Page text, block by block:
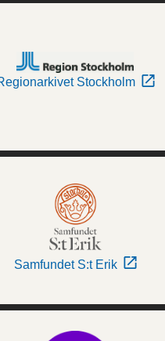
Stockholm
Samfundet S:t Erik